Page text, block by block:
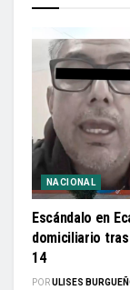
NACIONAL
Escándalo en
domiciliario tras
14
PORULISES